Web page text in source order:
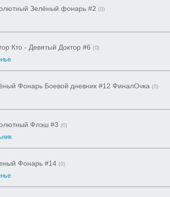
Зелёный фонарь #2 (0)
Кто - Девятый Доктор #6 (0)
Фонарь Боевой дневник #12 ФиналОчка (0)
Флэш #3 (0)
Фонарь #14 (0)